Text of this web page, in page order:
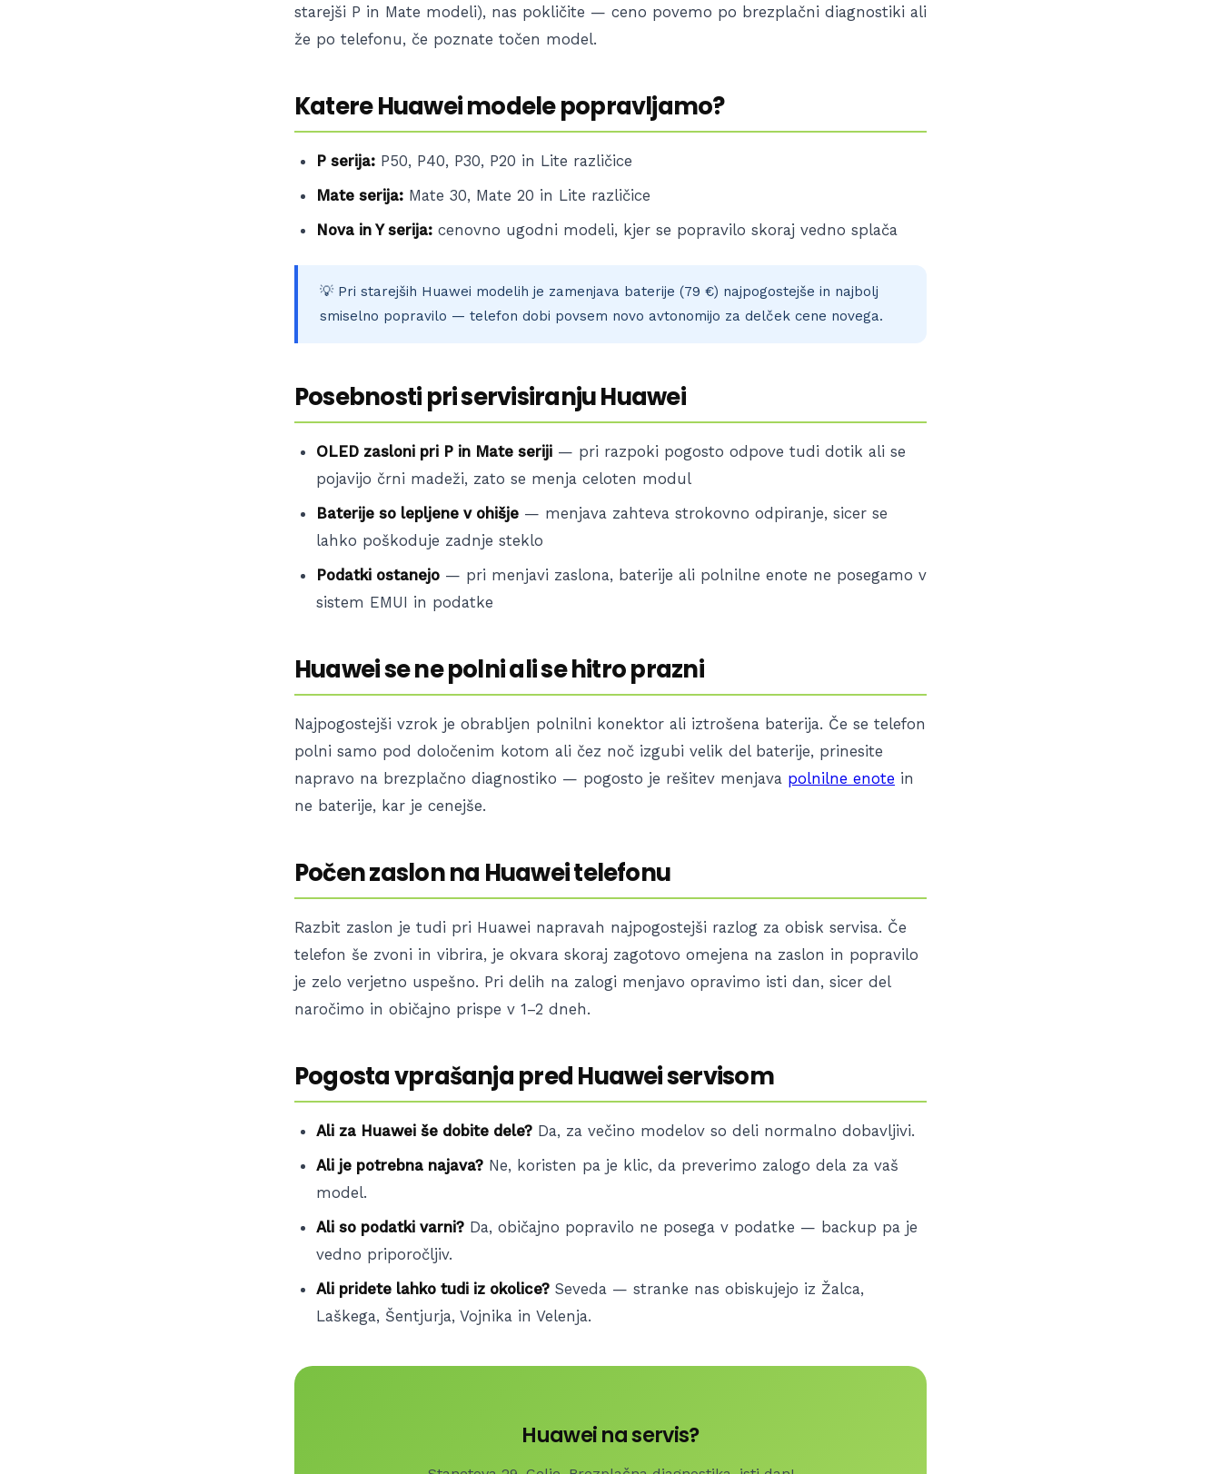
starejši P in Mate modeli), nas pokličite — ceno povemo po brezplačni diagnostiki ali
že po telefonu, če poznate točen model.
Katere Huawei modele popravljamo?
P serija: P50, P40, P30, P20 in Lite različice
Mate serija: Mate 30, Mate 20 in Lite različice
Nova in Y serija: cenovno ugodni modeli, kjer se popravilo skoraj vedno splača
💡 Pri starejših Huawei modelih je zamenjava baterije (79 €) najpogostejše in najbolj
smiselno popravilo — telefon dobi povsem novo avtonomijo za delček cene novega.
Posebnosti pri servisiranju Huawei
OLED zasloni pri P in Mate seriji — pri razpoki pogosto odpove tudi dotik ali se
pojavijo črni madeži, zato se menja celoten modul
Baterije so lepljene v ohišje — menjava zahteva strokovno odpiranje, sicer se
lahko poškoduje zadnje steklo
Podatki ostanejo — pri menjavi zaslona, baterije ali polnilne enote ne posegamo v
sistem EMUI in podatke
Huawei se ne polni ali se hitro prazni
Najpogostejši vzrok je obrabljen polnilni konektor ali iztrošena baterija. Če se telefon
polni samo pod določenim kotom ali čez noč izgubi velik del baterije, prinesite
napravo na brezplačno diagnostiko — pogosto je rešitev menjava polnilne enote in
ne baterije, kar je cenejše.
Počen zaslon na Huawei telefonu
Razbit zaslon je tudi pri Huawei napravah najpogostejši razlog za obisk servisa. Če
telefon še zvoni in vibrira, je okvara skoraj zagotovo omejena na zaslon in popravilo
je zelo verjetno uspešno. Pri delih na zalogi menjavo opravimo isti dan, sicer del
naročimo in običajno prispe v 1–2 dneh.
Pogosta vprašanja pred Huawei servisom
Ali za Huawei še dobite dele? Da, za večino modelov so deli normalno dobavljivi.
Ali je potrebna najava? Ne, koristen pa je klic, da preverimo zalogo dela za vaš
model.
Ali so podatki varni? Da, običajno popravilo ne posega v podatke — backup pa je
vedno priporočljiv.
Ali pridete lahko tudi iz okolice? Seveda — stranke nas obiskujejo iz Žalca,
Laškega, Šentjurja, Vojnika in Velenja.
Huawei na servis?